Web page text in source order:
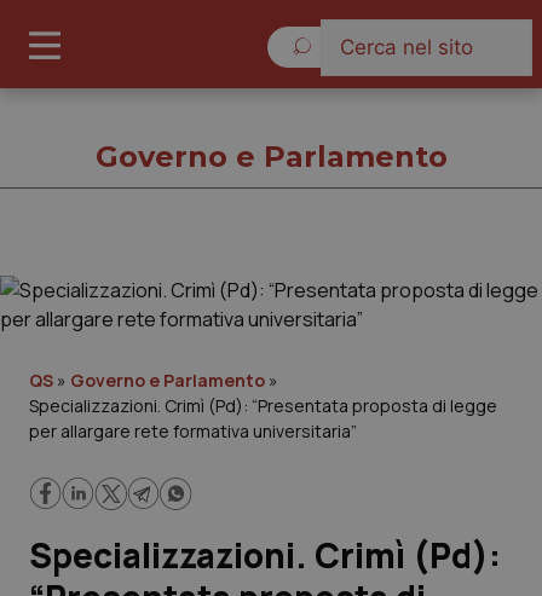
Governo e Parlamento
Regioni e Asl
Lavoro e Professioni
Governo e Parlamento
QS » Governo e Parlamento »
Specializzazioni. Crimì (Pd): “Presentata proposta di legge
per allargare rete formativa universitaria”
Specializzazioni. Crimì (Pd):